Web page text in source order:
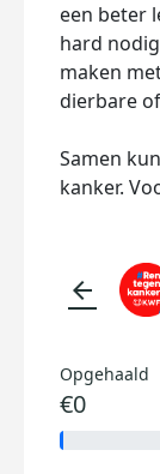
een beter
hard
maken
dierbare
Samen
kanker.
arrow_back
Opgehaald
€0